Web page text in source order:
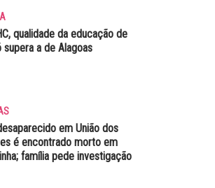
qualidade da educação de
supera a de Alagoas
em União dos
é encontrado morto em
família pede investigação